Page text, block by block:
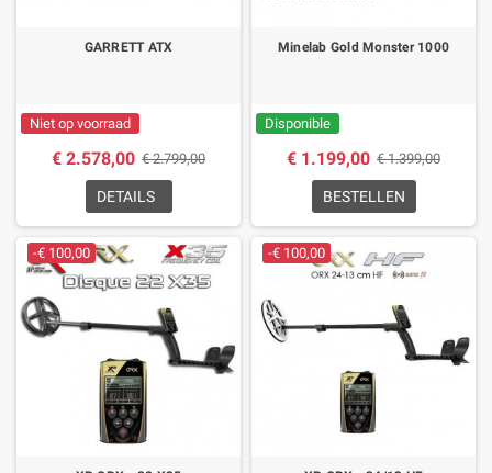
GARRETT ATX
Niet op voorraad
€ 2.578,00 € 2.799,00
DETAILS
Minelab Gold Monster 1000
Disponible
€ 1.199,00 € 1.399,00
BESTELLEN
-€ 100,00 -€ 100,00